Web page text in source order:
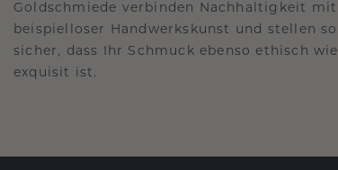
Goldschmiede verbinden Nachhaltigkeit mit
beispielloser Handwerkskunst und stellen so
sicher, dass Ihr Schmuck ebenso ethisch wie
exquisit ist.